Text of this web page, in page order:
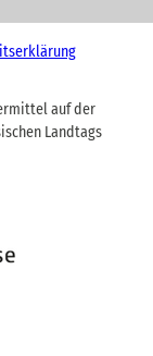
auf der
Landtags